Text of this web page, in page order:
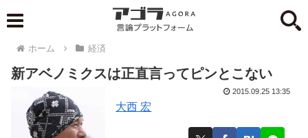
ホーム 経済
新アベノミクスは正直言ってピンとこない
大西 宏
2015.09.25 13:35